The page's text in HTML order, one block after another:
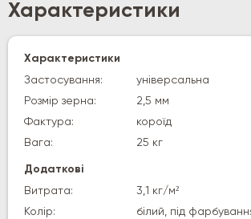
Характеристики
Характеристики
Застосування:
універсальна
Розмір зерна:
2,5 мм
Фактура:
короїд
Вага:
25 кг
Додаткові
Витрата:
3,1 кг/м²
Колір:
білий, під